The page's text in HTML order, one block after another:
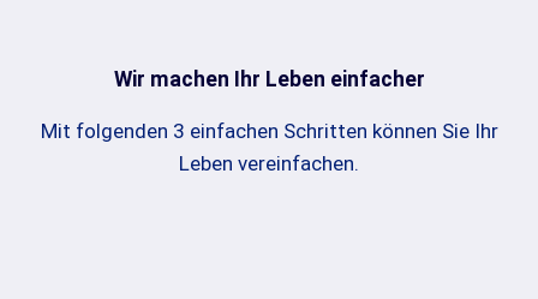
Wir machen Ihr Leben einfacher
Mit folgenden 3 einfachen Schritten können Sie Ihr
Leben vereinfachen.